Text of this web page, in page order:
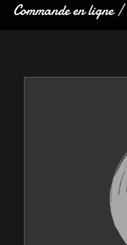
Commande en ligne/